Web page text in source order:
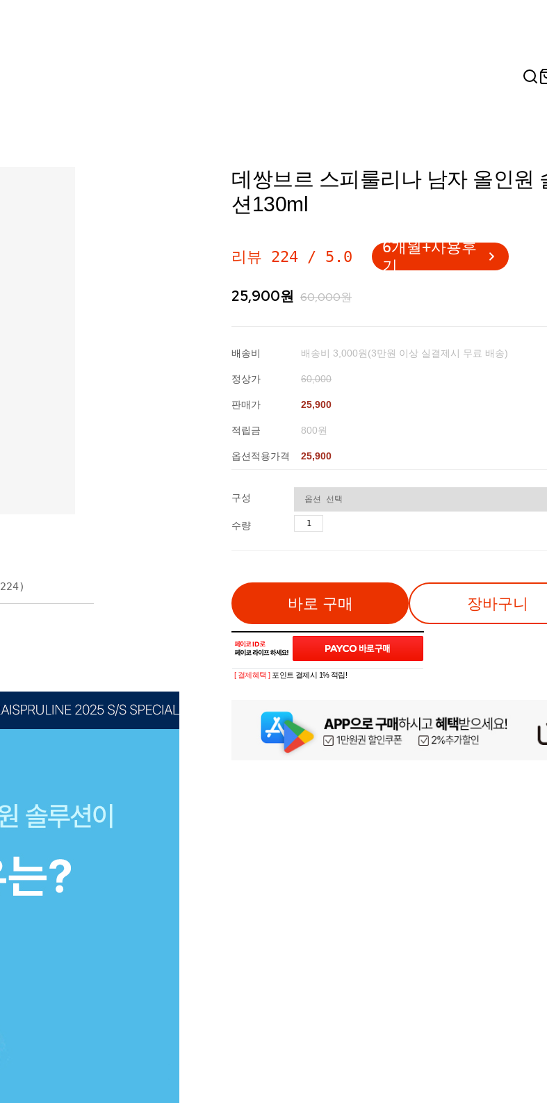
데쌍브르 스피룰리나 남자 올인원
션130ml
리뷰 224 / 5.0
6개월+사용후
기
25,900원 60,000원
배송비 배송비 3,000원(3만원 이상 실결제시 무료 배송)
정상가 60,000
판매가 25,900
적립금 800원
옵션적용가격 25,900
구성
수량
바로 구매 장바구니
[ 결제혜택 ] 포인트 결제시 1% 적립!
224)